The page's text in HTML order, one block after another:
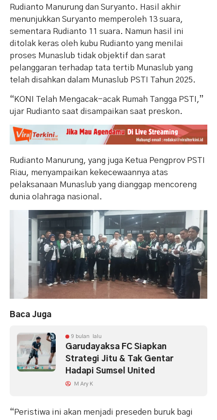
Rudianto Manurung dan Suryanto. Hasil akhir
menunjukkan Suryanto memperoleh 13 suara,
sementara Rudianto 11 suara. Namun hasil ini
ditolak keras oleh kubu Rudianto yang menilai
proses Munaslub tidak objektif dan sarat
pelanggaran terhadap tata tertib Munaslub yang
telah disahkan dalam Munaslub PSTI Tahun 2025.
“KONI Telah Mengacak-acak Rumah Tangga PSTI,”
ujar Rudianto saat disampaikan saat preskon.
Rudianto Manurung, yang juga Ketua Pengprov PSTI
Riau, menyampaikan kekecewaannya atas
pelaksanaan Munaslub yang dianggap mencoreng
dunia olahraga nasional.
Baca Juga
9 bulan lalu
Garudayaksa FC Siapkan
Strategi Jitu & Tak Gentar
Hadapi Sumsel United
M Ary K
“Peristiwa ini akan menjadi preseden buruk bagi